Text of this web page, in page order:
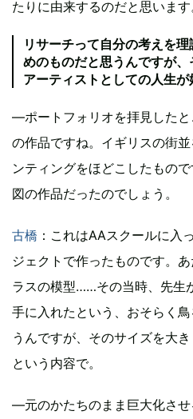
たりに由来するのだと思います
リサーチって自分の考えを
めのものだと思うんですが
アーティストとしての人生が
―ポートフォリオを拝見した
の作品ですね。イギリスの街
ンティングをほどこしたもの
図の作品だったのでしょう。
古橋 ：これはAAスクールに入
ジェクトで作ったものです。
ラスの模型……その当時、先生
手に入れたという、おそらく
うんですが、そのサイズを大
という内容で。
―元のかたちのまま巨大化させ